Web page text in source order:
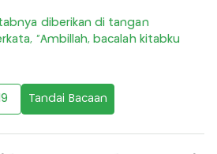
diberikan di tangan
“Ambillah, bacalah kitabku
Tandai Bacaan